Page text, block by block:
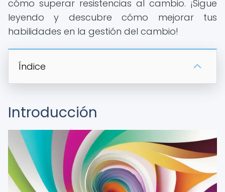
cómo superar resistencias al cambio. ¡Sigue
leyendo y descubre cómo mejorar tus
habilidades en la gestión del cambio!
Índice
Introducción